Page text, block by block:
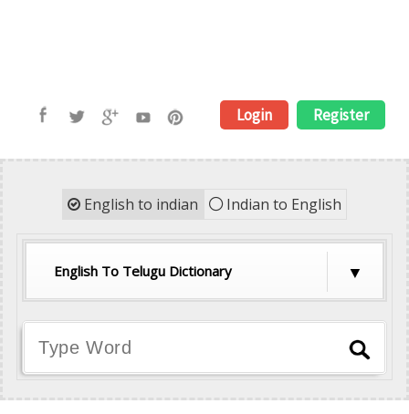
Login Register
English to indian Indian to English
English To Telugu Dictionary
English To Hindi Dictionary
English To Tamil Dictionary
English To Telugu Dictionary
English To Malayalam Dictionary
English To Kannada Dictionary